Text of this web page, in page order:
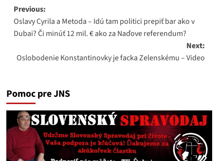
Post
navigation
Previous:
Oslavy Cyrila a Metoda – Idú tam politici prepiť bar ako v
Dubai? Či minúť 12 mil. € ako za Naďove referendum?
Next:
Oslobodenie Konstantinovky je facka Zelenskému – Video
Pomoc pre JNS